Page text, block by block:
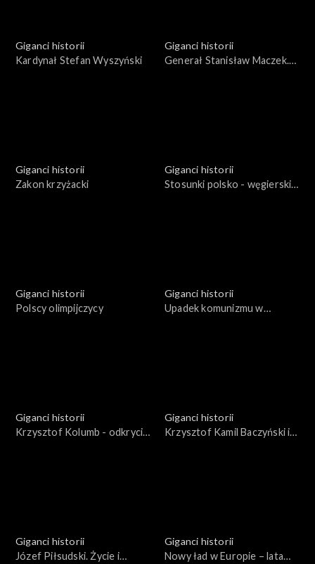
Giganci historii
Kardynał Stefan Wyszyński
Giganci historii
Generał Stanisław Maczek.
Giganci historii
Zakon krzyżacki
Giganci historii
Stosunki polsko - węgierskie
Giganci historii
Polscy olimpijczycy
Giganci historii
Upadek komunizmu w
Giganci historii
Krzysztof Kolumb - odkrycie
Giganci historii
Krzysztof Kamil Baczyński i
Giganci historii
Józef Piłsudski. Życie i
Giganci historii
Nowy ład w Europie – lata